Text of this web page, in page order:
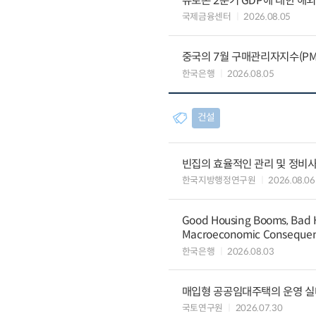
국제금융센터 2026.08.05
중국의 7월 구매관리자지수
한국은행 2026.08.05
건설
빈집의 효율적인 관리 및 정비
한국지방행정연구원 2026.08.06
Good Housing Booms,
Macroeconomic
한국은행 2026.08.03
매입형 공공임대주택의 운영
국토연구원 2026.07.30